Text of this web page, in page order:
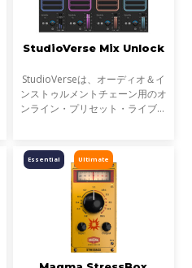
StudioVerse Mix Unlock
StudioVerseは、オーディオ＆イ
ンストゥルメントチェーン用のオ
ンライン・プリセット・ライブラ
し、完成済みのミックス、サンプ
ル、ループ素材を瞬時に解
Ultimate
Essential